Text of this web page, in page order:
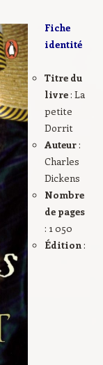
Fiche
identité
Titre du
livre: La
petite
Dorrit
Auteur:
Charles
Dickens
Nombre
de pages
: 1 050
Édition: